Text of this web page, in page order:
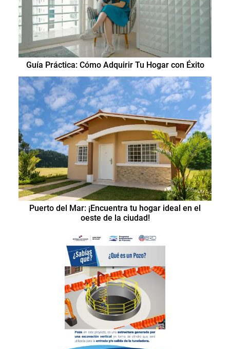
Guía Práctica: Cómo Adquirir Tu Hogar con Éxito
Puerto del Mar: ¡Encuentra tu hogar ideal en el
oeste de la ciudad!